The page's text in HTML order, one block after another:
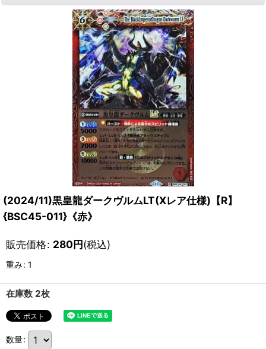
(2024/11)黒皇龍ダークヴルムLT(Xレア仕様)【R】
{BSC45-011}《赤》
販売価格: 280円(税込)
重み: 1
在庫数 2枚
数量: